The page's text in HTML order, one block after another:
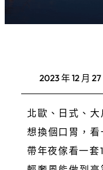
2023 年 12 月 27
北歐、日式、
想換個口胃，
帶年夜傢看一套